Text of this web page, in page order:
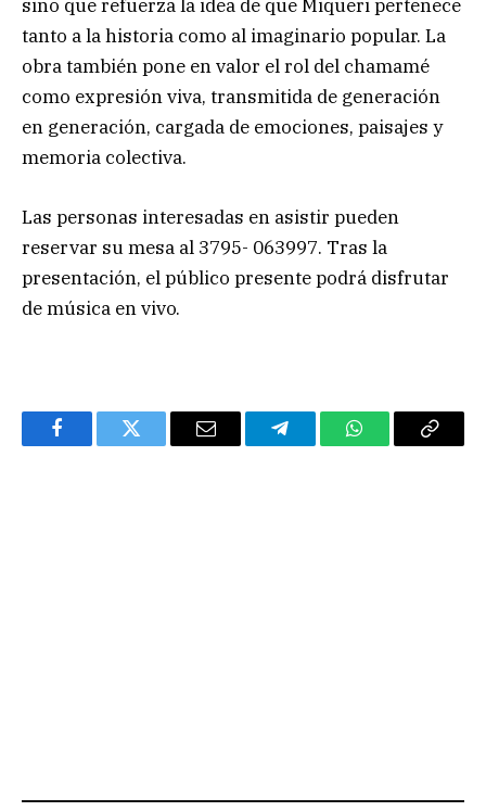
sino que refuerza la idea de que Miqueri pertenece
tanto a la historia como al imaginario popular. La
obra también pone en valor el rol del chamamé
como expresión viva, transmitida de generación
en generación, cargada de emociones, paisajes y
memoria colectiva.
Las personas interesadas en asistir pueden
reservar su mesa al 3795- 063997. Tras la
presentación, el público presente podrá disfrutar
de música en vivo.
FacebookTwitter Email TelegramWhatsAppCopy